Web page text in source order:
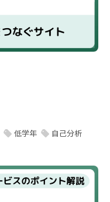
低学年 自己分析